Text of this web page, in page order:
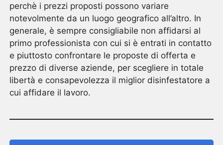
perchè i prezzi proposti possono variare
notevolmente da un luogo geografico all’altro. In
generale, è sempre consigliabile non affidarsi al
primo professionista con cui si è entrati in contatto
e piuttosto confrontare le proposte di offerta e
prezzo di diverse aziende, per scegliere in totale
libertà e consapevolezza il miglior disinfestatore a
cui affidare il lavoro.